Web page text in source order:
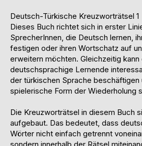
Deutsch-Türkische Kreuzworträtsel 1
Dieses Buch richtet sich in erster
SprecherInnen, die Deutsch lernen,
festigen oder ihren Wortschatz auf
erweitern möchten. Gleichzeitig kann
deutschsprachige Lernende
der türkischen Sprache beschäftigen
spielerische Form der Wiederholung
Die Kreuzworträtsel in diesem Buch
aufgebaut. Das bedeutet, dass
Wörter nicht einfach getrennt